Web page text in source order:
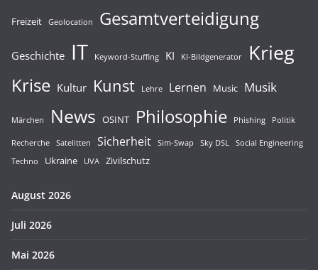
Freizeit Geolocation Gesamtverteidigung
Geschichte IT Keyword-Stuffing KI KI-Bildgenerator Krieg
Krise Kultur Kunst Lehre Lernen Music Musik
Märchen News OSINT Philosophie Phishing Politik
Recherche Satelitten Sicherheit Sim-Swap Sky DSL
Social Engineering
Techno
Ukraine UVA Zivilschutz
August 2026
Juli 2026
Mai 2026